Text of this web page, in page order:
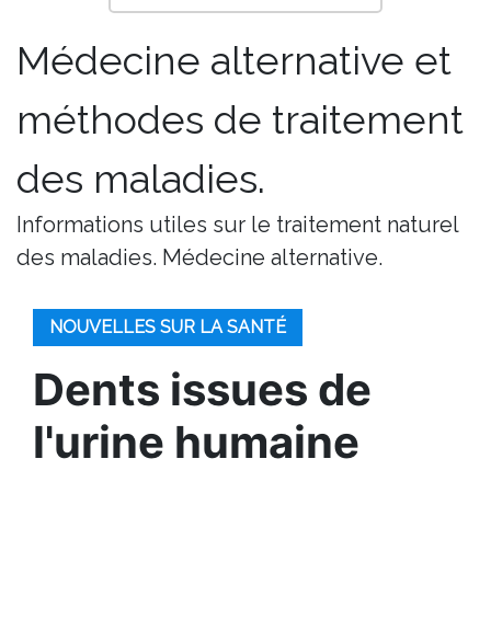
Médecine alternative et
méthodes de traitement
des maladies.
Informations utiles sur le traitement naturel
des maladies. Médecine alternative.
NOUVELLES SUR LA SANTÉ
Dents issues de
l'urine humaine